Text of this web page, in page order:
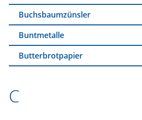
Buchsbaumzünsler
Buntmetalle
Butterbrotpapier
C